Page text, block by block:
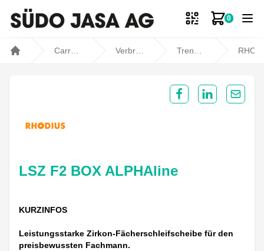
0
Zum
LSZ F2 BOX ALPHAline
KURZINFOS
Leistungsstarke Zirkon-Fächerschleifscheibe für den
preisbewussten Fachmann.
Share on Facebook
Share onShare